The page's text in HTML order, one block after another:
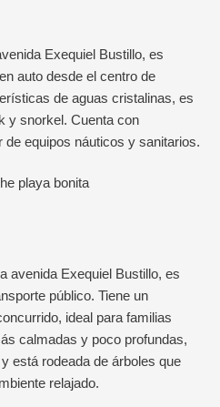
Exequiel Bustillo, es
auto desde el centro de
de aguas cristalinas, es
y snorkel. Cuenta con
de equipos náuticos y sanitarios.
avenida Exequiel Bustillo, es
público. Tiene un
ideal para familias
calmadas y poco profundas,
está rodeada de árboles que
relajado.